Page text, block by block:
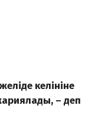
келініне
– деп